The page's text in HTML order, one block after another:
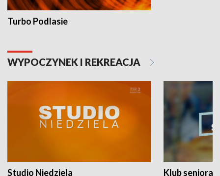
Turbo Podlasie
WYPOCZYNEK I REKREACJA
Studio Niedziela Klub seniora